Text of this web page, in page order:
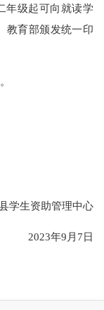
级起可向就读学
教育部颁发统一印
学生资助管理中心
2023年9月7日